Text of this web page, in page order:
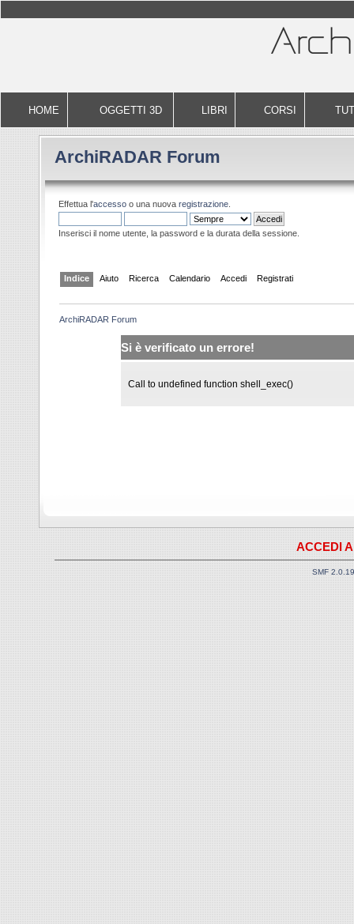
HOME OGGETTI 3D LIBRI CORSI
ArchiRADAR Forum
Effettua l'accesso o una nuova registrazione.
Inserisci il nome utente, la password e la durata della sessione.
Indice Aiuto Ricerca Calendario Accedi Registrati
ArchiRADAR Forum
Si è verificato un errore!
Call to undefined function shell_exec()
ACCEDI
SMF 2.0.19